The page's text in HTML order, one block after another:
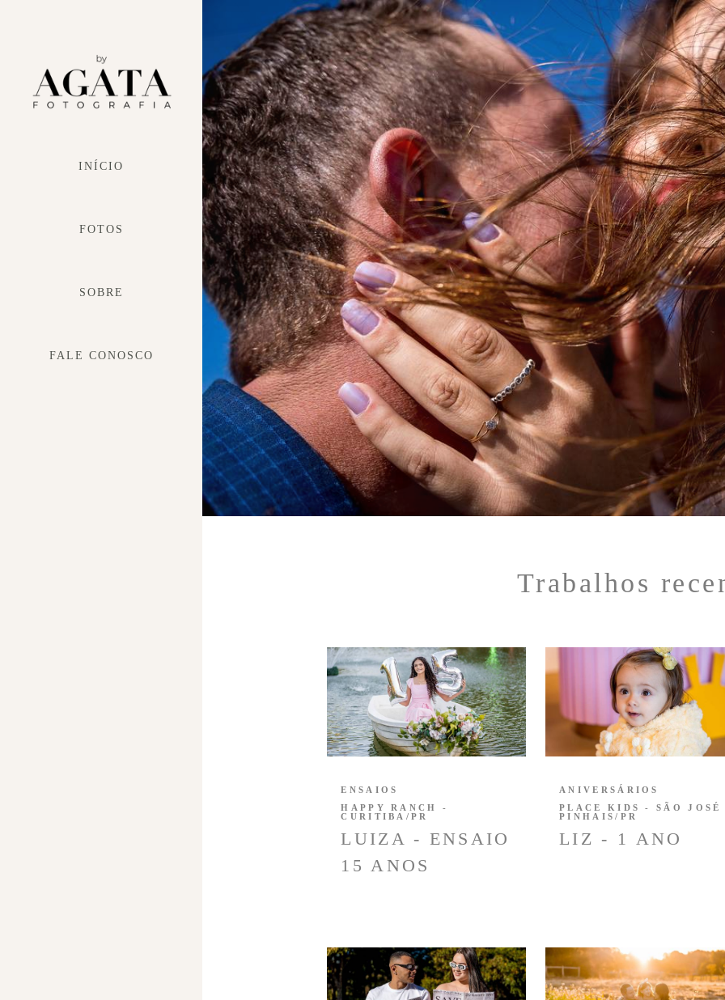
INÍCIO
FOTOS
SOBRE
FALE CONOSCO
Trabalhos
LUIZA - ENSAIO
15 ANOS
ENSAIOS
HAPPY RANCH -
CURITIBA/PR
LIZ - 1 ANO
ANIVERSÁRIOS
PLACE KIDS - SÃO JOSÉ
PINHAIS/PR